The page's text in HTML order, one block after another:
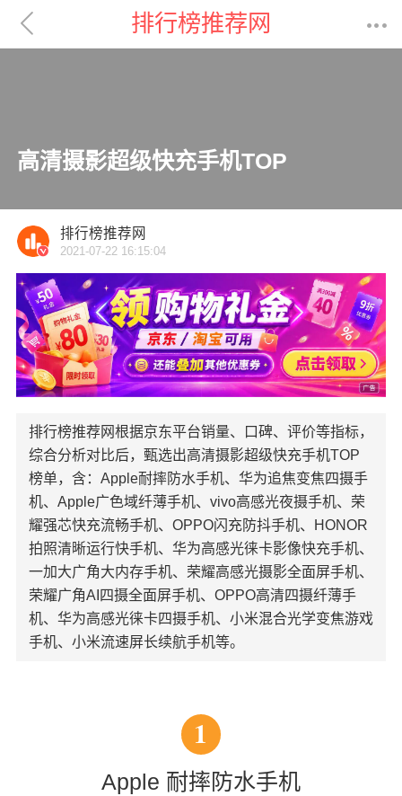
 排行榜推荐网 
高清摄影超级快充手机TOP

排行榜推荐网
2021-07-22 16:15:04
排行榜推荐网根据京东平台销量、口碑、评价等指标，
综合分析对比后，甄选出高清摄影超级快充手机TOP
榜单，含：Apple耐摔防水手机、华为追焦变焦四摄手
机、Apple广色域纤薄手机、vivo高感光夜摄手机、荣
耀强芯快充流畅手机、OPPO闪充防抖手机、HONOR
拍照清晰运行快手机、华为高感光徕卡影像快充手机、
一加大广角大内存手机、荣耀高感光摄影全面屏手机、
荣耀广角AI四摄全面屏手机、OPPO高清四摄纤薄手
机、华为高感光徕卡四摄手机、小米混合光学变焦游戏
手机、小米流速屏长续航手机等。
1
Apple 耐摔防水手机